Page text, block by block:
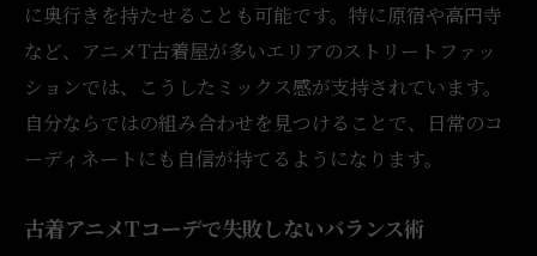
に奥行きを持たせることも可能です。特に原宿や高円寺
など、アニメT古着屋が多いエリアのストリートファッ
ションでは、こうしたミックス感が支持されています。
自分ならではの組み合わせを見つけることで、日常のコ
ーディネートにも自信が持てるようになります。
古着アニメTコーデで失敗しないバランス術